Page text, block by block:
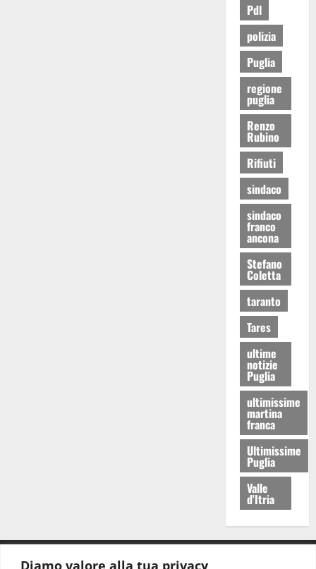
Diamo valore alla tua privacy
Pdl
polizia
Puglia
regione
puglia
Renzo
Rubino
Rifiuti
sindaco
sindaco
franco
ancona
Stefano
Coletta
taranto
Tares
ultime
notizie
Puglia
ultimissime
martina
franca
Ultimissime
Puglia
Valle
d'Itria